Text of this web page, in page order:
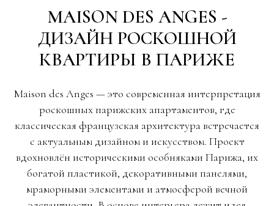
MAISON DES ANGES -
ДИЗАЙН РОСКОШНОЙ
КВАРТИРЫ В ПАРИЖЕ
Maison des Anges — это современная интерпретация
роскошных парижских апартаментов, где
классическая французская архитектура встречается
с актуальным дизайном и искусством. Проект
вдохновлён историческими особняками Парижа, их
богатой пластикой, декоративными панелями,
мраморными элементами и атмосферой вечной